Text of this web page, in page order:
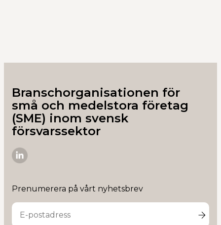
Branschorganisationen för
små och medelstora företag
(SME) inom svensk
försvarssektor
på
Prenumerera på vårt nyhetsbrev